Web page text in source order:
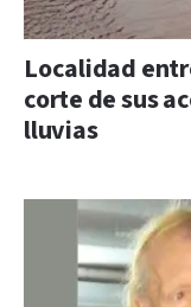
Localidad
corte de sus
lluvias